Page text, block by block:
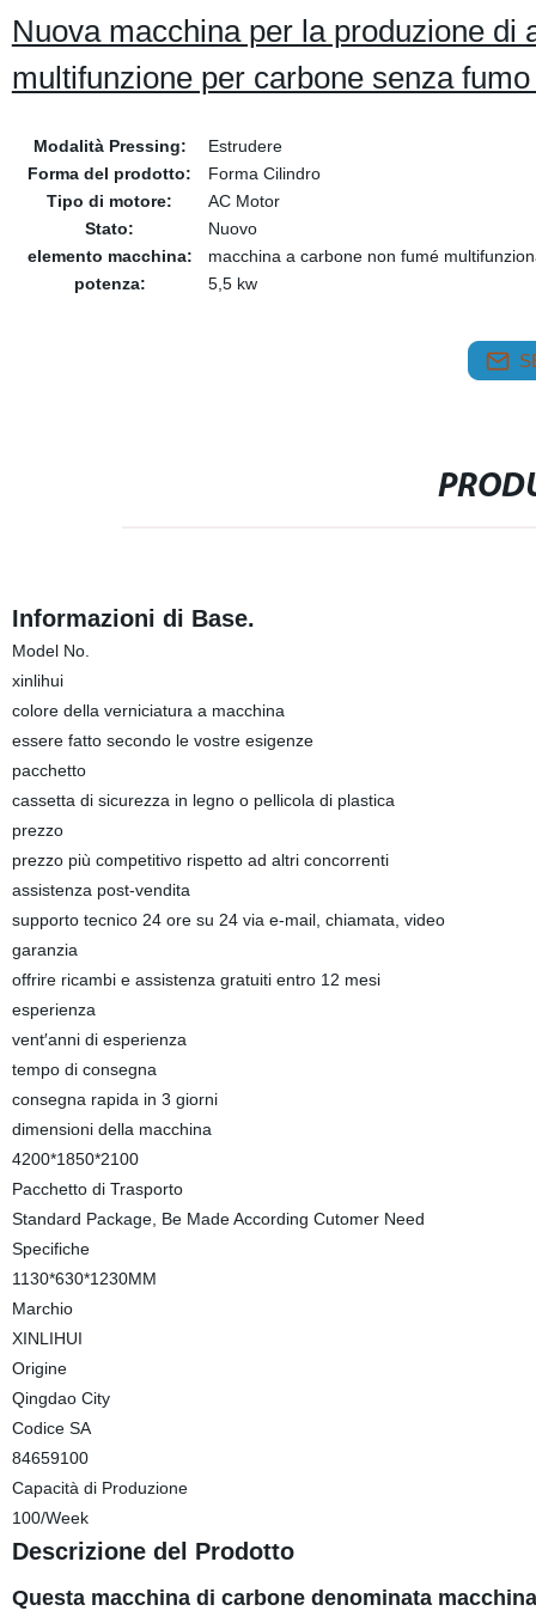
Nuova macchina per la produzione di
multifunzione per carbone senza
Modalità Pressing:
Estrudere
Forma del prodotto:
Forma Cilindro
Tipo di motore:
AC Motor
Stato:
Nuovo
elemento macchina:
macchina a carbone non fumé
potenza:
5,5 kw
Informazioni di Base.
Model No.
xinlihui
colore della verniciatura a macchina
essere fatto secondo le vostre esigenze
pacchetto
cassetta di sicurezza in legno o pellicola di plastica
prezzo
prezzo più competitivo rispetto ad altri concorrenti
assistenza post-vendita
supporto tecnico 24 ore su 24 via e-mail, chiamata, video
garanzia
offrire ricambi e assistenza gratuiti entro 12 mesi
esperienza
vent′anni di esperienza
tempo di consegna
consegna rapida in 3 giorni
dimensioni della macchina
4200*1850*2100
Pacchetto di Trasporto
Standard Package, Be Made According Cutomer Need
Specifiche
1130*630*1230MM
Marchio
XINLIHUI
Origine
Qingdao City
Codice SA
84659100
Capacità di Produzione
100/Week
Descrizione del Prodotto
Questa macchina di carbone denominata